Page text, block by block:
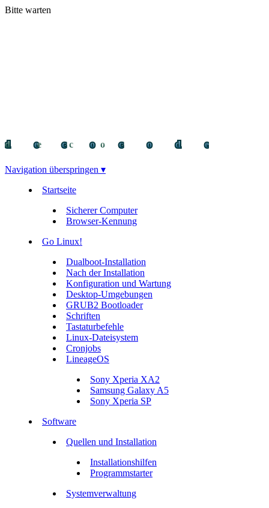
Bitte warten
decocode
decocode
deco
Navigation überspringen ▾
Startseite
Sicherer Computer
Browser-Kennung
Go Linux!
Dualboot-Installation
Nach der Installation
Konfiguration und Wartung
Desktop-Umgebungen
GRUB2 Bootloader
Schriften
Tastaturbefehle
Linux-Dateisystem
Cronjobs
LineageOS
Sony Xperia XA2
Samsung Galaxy A5
Sony Xperia SP
Software
Quellen und Installation
Installationshilfen
Programmstarter
Systemverwaltung